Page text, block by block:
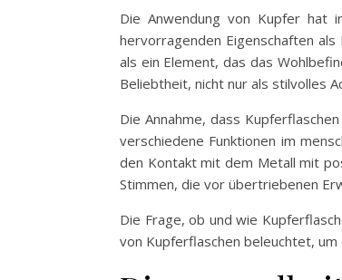
Die Anwendung von Kupfer hat
hervorragenden Eigenschaften
als ein Element, das das
Beliebtheit, nicht nur als stilvolles
Die Annahme, dass
verschiedene Funktionen im
den Kontakt mit dem Metall mit
Stimmen, die vor übertriebenen
Die Frage, ob und wie
von Kupferflaschen beleuchtet,